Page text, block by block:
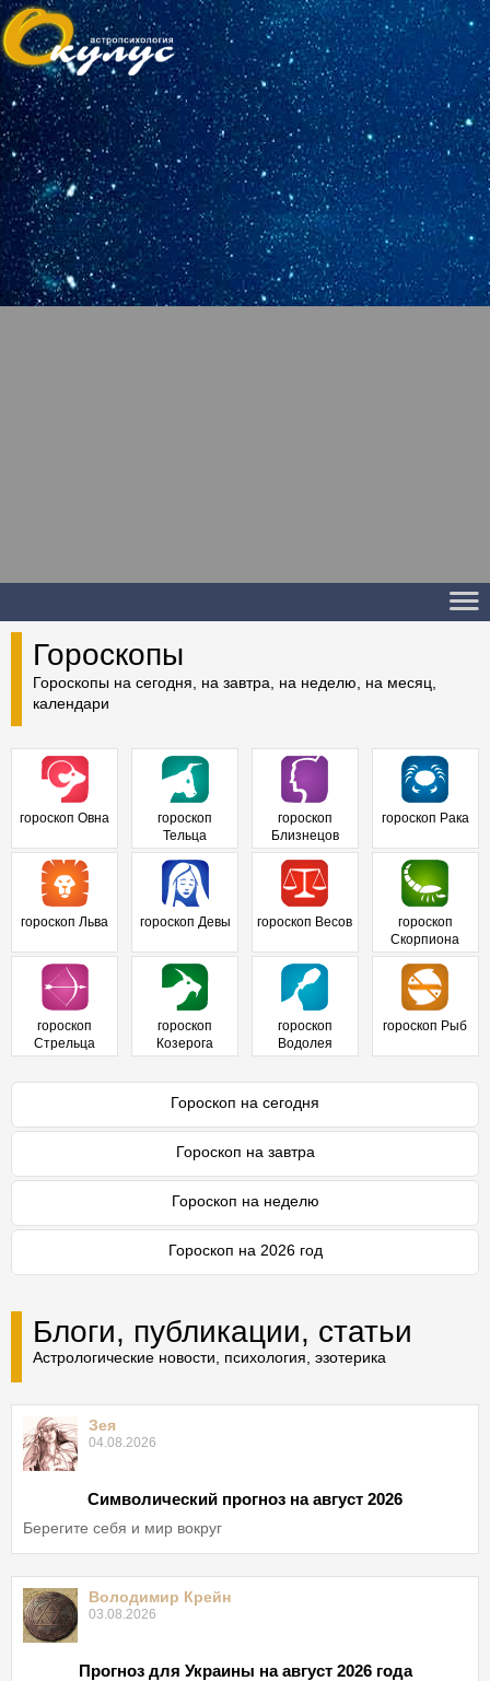
Гороскопы
Гороскопы на сегодня, на завтра, на неделю, на месяц,
календари
гороскоп Овна
гороскоп
Тельца
гороскоп
Близнецов
гороскоп Рака
гороскоп Льва гороскоп Девы гороскоп Весов
гороскоп
Скорпиона
гороскоп
Стрельца
гороскоп
Козерога
гороскоп
Водолея
гороскоп Рыб
Гороскоп на сегодня
Гороскоп на завтра
Гороскоп на неделю
Гороскоп на 2026 год
Блоги, публикации, статьи
Астрологические новости, психология, эзотерика
Зея
04.08.2026
Символический прогноз на август 2026
Берегите себя и мир вокруг
Володимир Крейн
03.08.2026
Прогноз для Украины на август 2026 года